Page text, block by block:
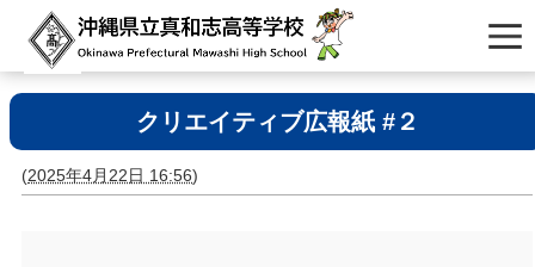
クリエイティブ広報紙 #２
(2025年4月22日 16:56)